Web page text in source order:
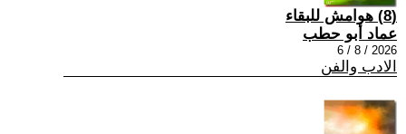
(8) هوامش للبقاء
عماد أبو حطب
2026 / 8 / 6
الادب والفن